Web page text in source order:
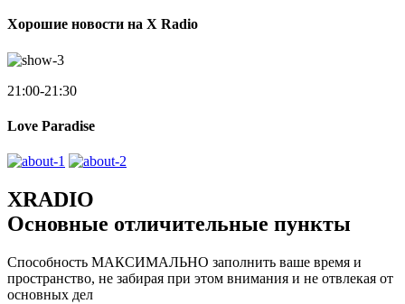
Хорошие новости на X Radio
21:00-21:30
Love Paradise
XRADIO
Основные отличительные пункты
Способность МАКСИМАЛЬНО заполнить ваше время и
пространство, не забирая при этом внимания и не отвлекая от
основных дел